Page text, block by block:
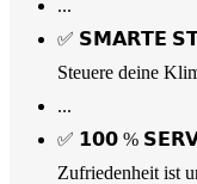
...
✅ 𝗦𝗠𝗔𝗥𝗧𝗘
Steuere deine
...
✅ 𝟭𝟬𝟬 %
Zufriedenheit ist